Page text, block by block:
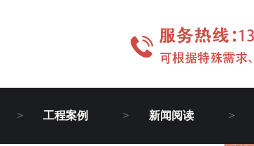
工程案例 新闻阅读